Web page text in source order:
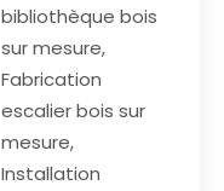
bibliothèque bois
sur mesure,
Fabrication
escalier bois sur
mesure,
Installation